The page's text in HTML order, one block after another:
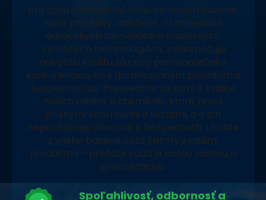
pre čistú a bezpečnú vodu vo vašom bazéne.
Naše produkty, založené na najlepších
európskych surovinách a moderných
výrobných technológiách, zabezpečujú
najvyššiu kvalitu za ceny porovnateľné s
konkurenciou, no s garantovaným pôvodom a
bezpečnosťou. Presvedčte sa sami o kvalite
našich tabliet a chemikálií, ktoré prešli
prísnymi kontrolami a testami, a o ich
nepochybnej účinnosti a bezpečnosti. Urobte
z vášho bazéna oázu čistoty s našimi
produktmi – pretože voda je našou vášňou a
špecializáciou.
Spoľahlivosť, odbornosť a